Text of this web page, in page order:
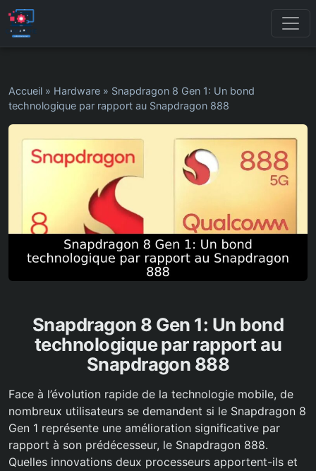
Accueil » Hardware » Snapdragon 8 Gen 1: Un bond
technologique par rapport au Snapdragon 888
Snapdragon 8 Gen 1: Un bond
technologique par rapport au
Snapdragon 888
Face à l’évolution rapide de la technologie mobile, de
nombreux utilisateurs se demandent si le Snapdragon 8
Gen 1 représente une amélioration significative par
rapport à son prédécesseur, le Snapdragon 888.
Quelles innovations deux processeurs apportent-ils et